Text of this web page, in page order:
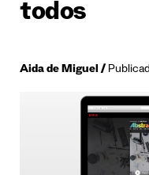
todos
Aida de Miguel